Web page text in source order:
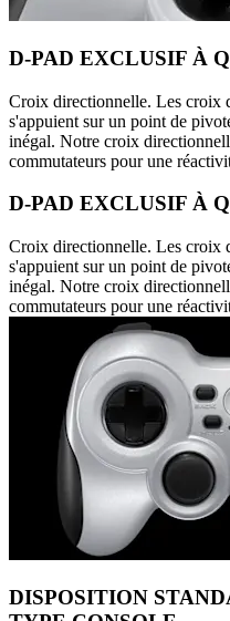
D-PAD EXCLUSIF À
Croix directionnelle. Les croix
s'appuient sur un point de
inégal. Notre croix
commutateurs pour une
D-PAD EXCLUSIF À
Croix directionnelle. Les croix
s'appuient sur un point de
inégal. Notre croix
commutateurs pour une
DISPOSITION